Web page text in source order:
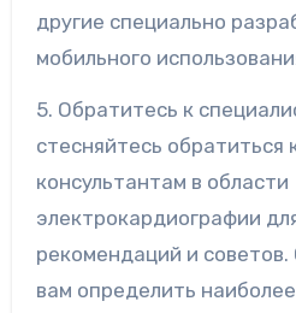
другие специально
мобильного
5. Обратитесь к
стесняйтесь обратиться
консультантам в области
электрокардиографии
рекомендаций и
вам определить